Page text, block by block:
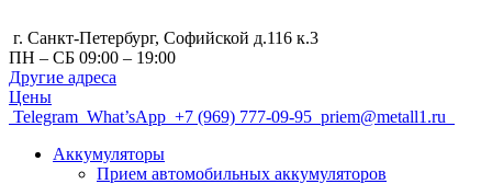
г. Санкт-Петербург, Cофийской д.116 к.3
ПН – СБ 09:00 – 19:00
Другие адреса
Цены
Telegram What’sApp +7 (969) 777-09-95 priem@metall1.ru
Аккумуляторы
Прием автомобильных аккумуляторов